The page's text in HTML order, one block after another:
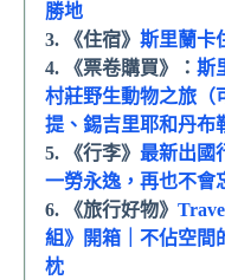
勝地
3. 《住宿》 斯里蘭卡
4. 《票卷購買》： 斯
村莊野生動物之旅（
提、錫吉里耶和丹布
5. 《行李》 最新出國
一勞永逸，再也不會
6. 《旅行好物》
組》開箱｜不佔空間
枕